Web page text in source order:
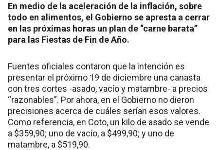
En medio de la aceleración de la inflación, sobre
todo en alimentos, el Gobierno se apresta a cerrar
en las próximas horas un plan de “carne barata”
para las Fiestas de Fin de Año.
Fuentes oficiales contaron que la intención es
presentar el próximo 19 de diciembre una canasta
con tres cortes -asado, vacío y matambre- a precios
“razonables”. Por ahora, en el Gobierno no dieron
precisiones acerca de cuáles serían esos valores.
Como referencia, en Coto, un kilo de asado se vende
a $359,90; uno de vacío, a $499,90; y uno de
matambre, a $519,90.